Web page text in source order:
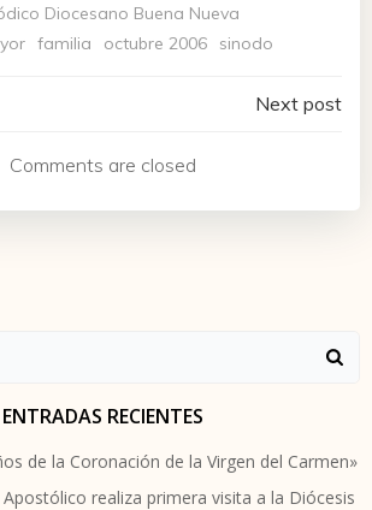
Diocesano Buena Nueva
familia octubre 2006 sinodo
Navegación
de
entradas
Next post
Comments are closed
ENTRADAS RECIENTES
de la Coronación de la Virgen del Carmen»
realiza primera visita a la Diócesis